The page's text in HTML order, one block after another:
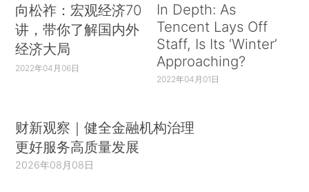
向松祚：宏观经济70
讲，带你了解国内外
经济大局
2022年04月06日
In Depth: As
Tencent Lays Off
Staff, Is Its ‘Winter’
Approaching?
2022年04月01日
财新观察｜健全金融机构治理
更好服务高质量发展
2026年08月08日